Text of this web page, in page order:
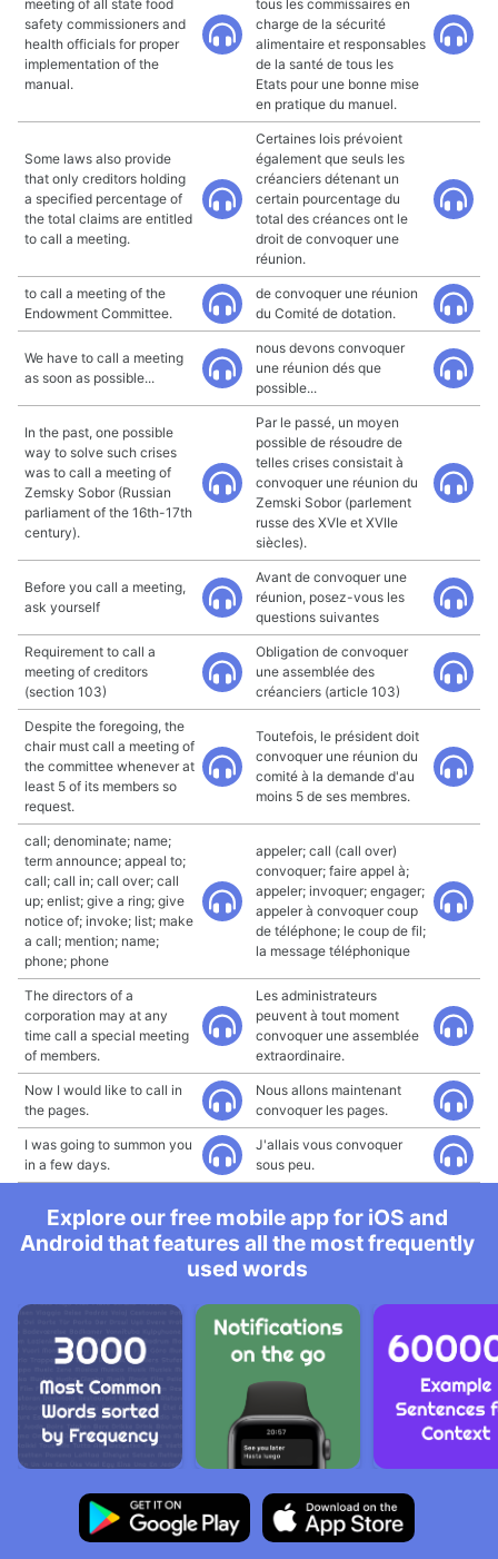
meeting of all state food
safety commissioners and
health officials for proper
implementation of the
manual.
tous les commissaires en
charge de la sécurité
alimentaire et responsables
de la santé de tous les
Etats pour une bonne mise
en pratique du manuel.
Some laws also provide
that only creditors holding
a specified percentage of
the total claims are entitled
to call a meeting.
Certaines lois prévoient
également que seuls les
créanciers détenant un
certain pourcentage du
total des créances ont le
droit de convoquer une
réunion.
to call a meeting of the
Endowment Committee.
de convoquer une réunion
du Comité de dotation.
We have to call a meeting
as soon as possible...
nous devons convoquer
une réunion dés que
possible...
In the past, one possible
way to solve such crises
was to call a meeting of
Zemsky Sobor (Russian
parliament of the 16th-17th
century).
Par le passé, un moyen
possible de résoudre de
telles crises consistait à
convoquer une réunion du
Zemski Sobor (parlement
russe des XVIe et XVIIe
siècles).
Before you call a meeting,
ask yourself
Avant de convoquer une
réunion, posez-vous les
questions suivantes
Requirement to call a
meeting of creditors
(section 103)
Obligation de convoquer
une assemblée des
créanciers (article 103)
Despite the foregoing, the
chair must call a meeting of
the committee whenever at
least 5 of its members so
request.
Toutefois, le président doit
convoquer une réunion du
comité à la demande d'au
moins 5 de ses membres.
call; denominate; name;
term announce; appeal to;
call; call in; call over; call
up; enlist; give a ring; give
notice of; invoke; list; make
a call; mention; name;
phone; phone
appeler; call (call over)
convoquer; faire appel à;
appeler; invoquer; engager;
appeler à convoquer coup
de téléphone; le coup de fil;
la message téléphonique
The directors of a
corporation may at any
time call a special meeting
of members.
Les administrateurs
peuvent à tout moment
convoquer une assemblée
extraordinaire.
Now I would like to call in
the pages.
Nous allons maintenant
convoquer les pages.
I was going to summon you
in a few days.
J'allais vous convoquer
sous peu.
Explore our free mobile app for iOS and
Android that features all the most frequently
used words